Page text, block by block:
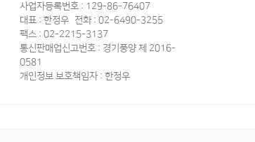
사업자등록번호 : 129-86-76407
대표 : 한정우 전화 : 02-6490-3255
팩스 : 02-2215-3137
통신판매업신고번호 : 경기풍양 제 2016-
0581
개인정보 보호책임자 : 한정우